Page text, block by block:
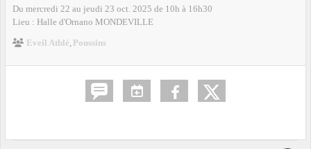
Du mercredi 22 au jeudi 23 oct. 2025 de 10h à 16h30
Lieu : Halle d'Ornano MONDEVILLE
Eveil Athlé Poussins